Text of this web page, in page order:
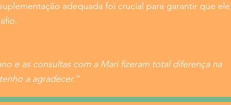
adequada foi crucial para garantir que ele
e as consultas com a Mari fizeram total diferença na
a agradecer."